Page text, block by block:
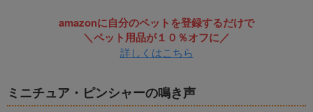
amazonに自分のペットを登録するだけで
＼ペット用品が１０％オフに／
詳しくはこちら
ミニチュア・ピンシャーの鳴き声